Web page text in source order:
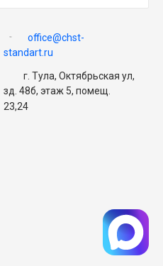
office@chst-
standart.ru
г. Тула, Октябрьская ул,
зд. 48б, этаж 5, помещ.
23,24